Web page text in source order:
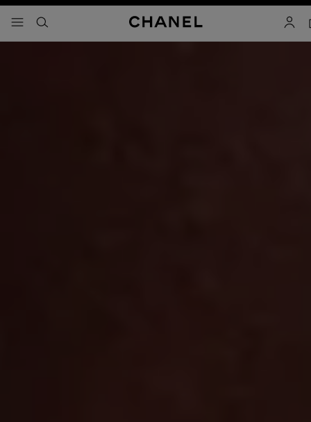
เมนู - การนำทางหลัก
- การนำทางหลัก
ค้นหา บัญชี